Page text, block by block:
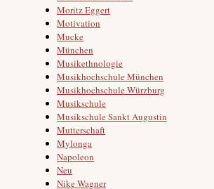
Moritz Eggert
Motivation
Mucke
München
Musikethnologie
Musikhochschule München
Musikhochschule Würzburg
Musikschule
Musikschule Sankt Augustin
Mutterschaft
Mylonga
Napoleon
Neu
Nike Wagner